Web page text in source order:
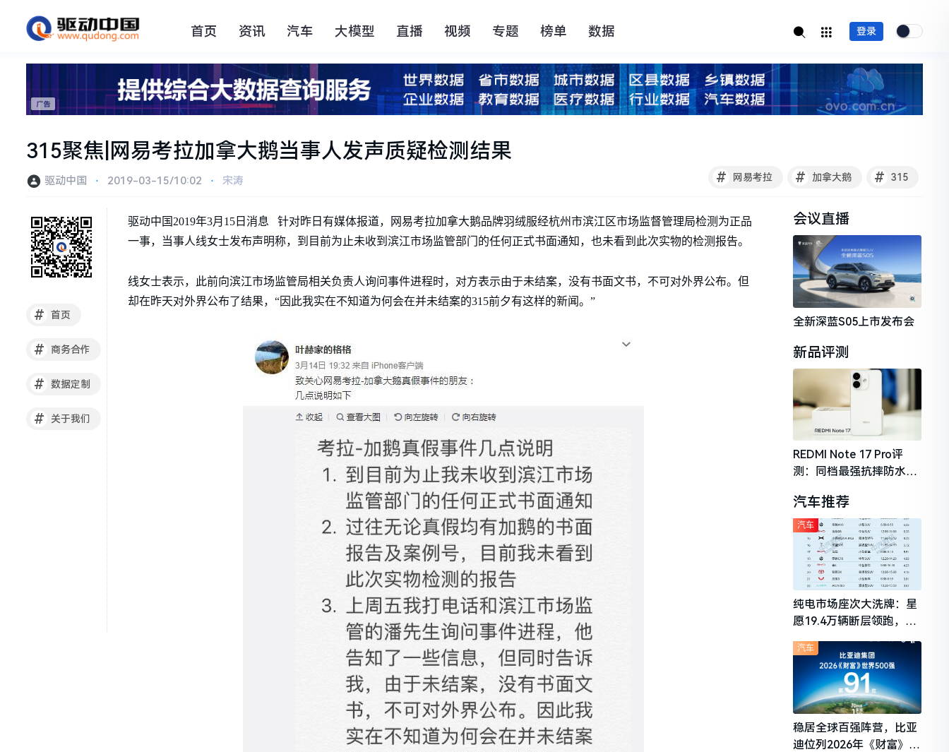
首页 资讯 汽车 大模型 直播 视频 专题 榜单 数据 登录
315聚焦|网易考拉加拿大鹅当事人发声质疑检测结果
# 网易考拉 # 加拿大鹅 # 315
驱动中国 ⋅ 2019-03-15/10:02 ⋅ 宋涛
# 首页
# 商务合作
# 数据定制
# 关于我们
驱动中国2019年3月15日消息 针对昨日有媒体报道，网易考拉加拿大鹅品牌羽绒服经杭州市滨江区市场监督管理局检测为正品
一事，当事人线女士发布声明称，到目前为止未收到滨江市场监管部门的任何正式书面通知，也未看到此次实物的检测报告。
线女士表示，此前向滨江市场监管局相关负责人询问事件进程时，对方表示由于未结案，没有书面文书，不可对外界公布。但
却在昨天对外界公布了结果，“因此我实在不知道为何会在并未结案的315前夕有这样的新闻。”
会议直播
全新深蓝S05上市发布会
新品评测
REDMI Note 17 Pro评
测：同档最强抗摔防水，
守门员
汽车推荐
纯电市场座次大洗牌：星
愿19.4万辆断层领跑，理
想i6成最强黑马
汽车
稳居全球百强阵营，比亚
迪位列2026年《财富》世
汽车